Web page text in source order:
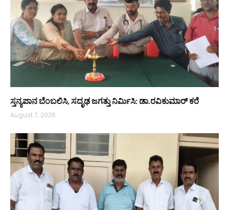
ಸ್ತನ್ಯಪಾನ ಬೆಂಬಲಿಸಿ, ಸದೃಢ ಜಗತ್ತು ನಿರ್ಮಿಸಿ: ಡಾ.ರವಿಕುಮಾರ್ ಕರೆ
August 7, 2026